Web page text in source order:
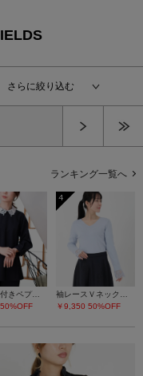
さらに絞り込む
ランキング一覧へ
レース襟付きペプラムプルオーバー
50%OFF
4
袖レースＶネックニット
￥9,350 50%OFF